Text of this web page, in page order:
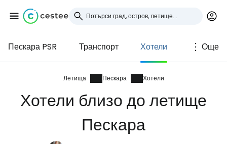
Пескара PSR Транспорт Хотели Още
Летища Пескара Хотели
Хотели близо до летище
Пескара
Влезте в Cestee
... световната общност на туристите
Продължете с Google